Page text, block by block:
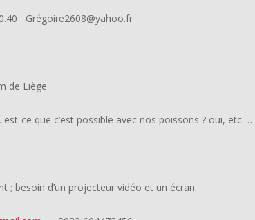
Grégoire2608@yahoo.fr
de Liège
est-ce que c’est possible avec nos poissons ? oui, etc …
; besoin d’un projecteur vidéo et un écran.